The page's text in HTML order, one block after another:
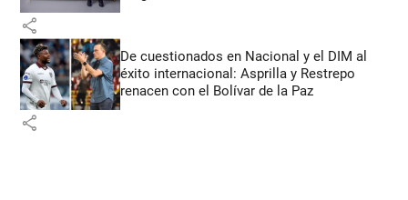
share
De cuestionados en Nacional y el DIM al
éxito internacional: Asprilla y Restrepo
renacen con el Bolívar de la Paz
share